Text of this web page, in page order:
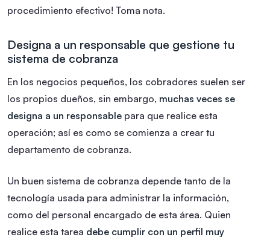
procedimiento efectivo! Toma nota.
Designa a un responsable que gestione tu
sistema de cobranza
En los negocios pequeños, los cobradores suelen ser
los propios dueños, sin embargo, muchas veces se
designa a un responsable para que realice esta
operación; así es como se comienza a crear tu
departamento de cobranza.
Un buen sistema de cobranza depende tanto de la
tecnología usada para administrar la información,
como del personal encargado de esta área. Quien
realice esta tarea debe cumplir con un perfil muy